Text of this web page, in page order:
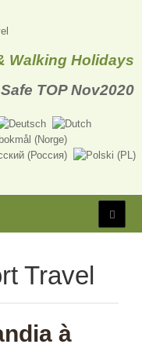
Walking Holidays
Travel
à